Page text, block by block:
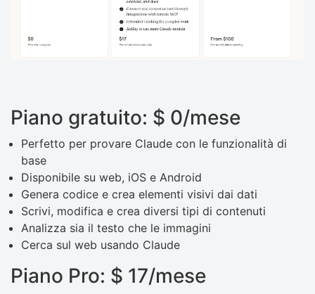
Piano gratuito: $ 0/mese
Perfetto per provare Claude con le funzionalità di
base
Disponibile su web, iOS e Android
Genera codice e crea elementi visivi dai dati
Scrivi, modifica e crea diversi tipi di contenuti
Analizza sia il testo che le immagini
Cerca sul web usando Claude
Piano Pro: $ 17/mese